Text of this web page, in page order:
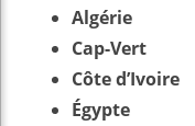
Algérie
Cap-Vert
Côte d’Ivoire
Égypte